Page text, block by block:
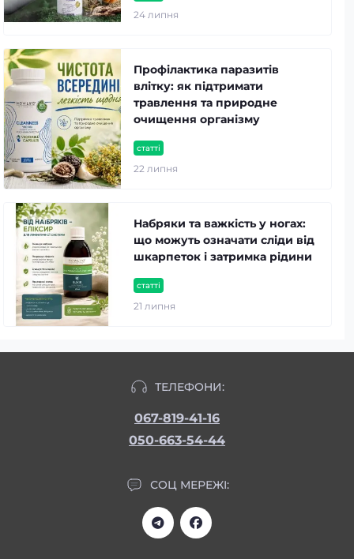
24 липня
статті
22 липня
Профілактика паразитів
влітку: як підтримати
травлення та природне
очищення організму
статті
21 липня
Набряки та важкість у ногах:
що можуть означати сліди від
шкарпеток і затримка рідини
ТЕЛЕФОНИ:
067-819-41-16
050-663-54-44
СОЦ МЕРЕЖІ: